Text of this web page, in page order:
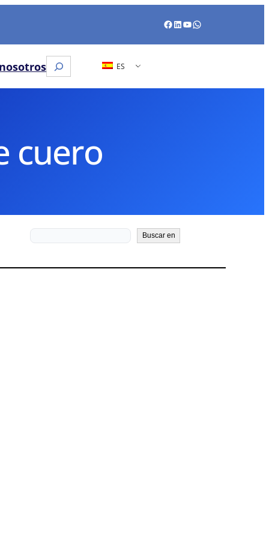
Facebook LinkedIn YouTube WhatsApp
Buscar
en
ES
cuero
Buscar
en
Buscar en